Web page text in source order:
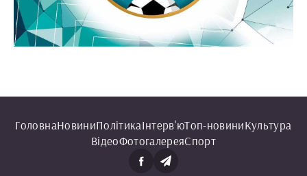
ГоловнаНовиниПолітикаІнтерв'юТоп-новиниКультура
ВідеоФотогалереяСпорт